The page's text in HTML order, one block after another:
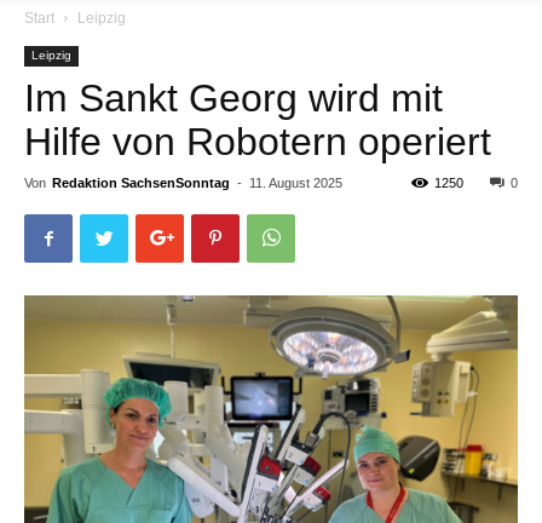
Start Leipzig
Leipzig
Im Sankt Georg wird mit
Hilfe von Robotern operiert
Von Redaktion SachsenSonntag - 11. August 2025 0
1250